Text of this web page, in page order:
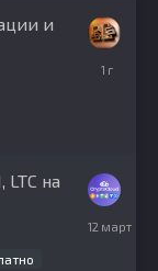
и
января,
на
марта